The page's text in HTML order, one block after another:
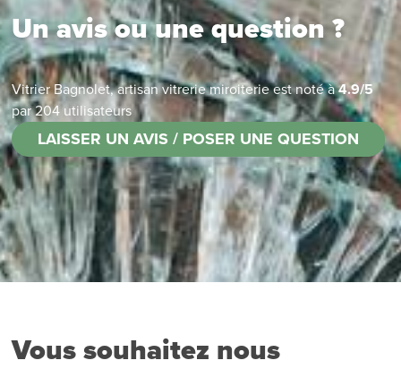
Un avis ou une question ?
Vitrier Bagnolet, artisan vitrerie miroiterieest noté à4.9/5
par204utilisateurs
LAISSER UN AVIS / POSER UNE QUESTION
Vous souhaitez nous